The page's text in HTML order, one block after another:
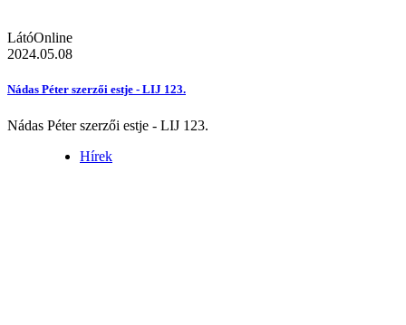
LátóOnline
2024.05.08
Nádas Péter szerzői estje - LIJ 123.
Nádas Péter szerzői estje - LIJ 123.
Hírek